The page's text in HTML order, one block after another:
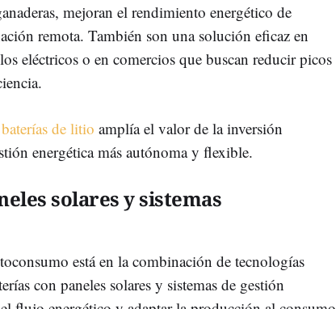
mejoran el rendimiento energético de
remota. También son una solución eficaz en
eléctricos o en comercios que buscan reducir picos
baterías de litio amplía el valor de la inversión
energética más autónoma y flexible.
solares y sistemas
está en la combinación de tecnologías
con paneles solares y sistemas de gestión